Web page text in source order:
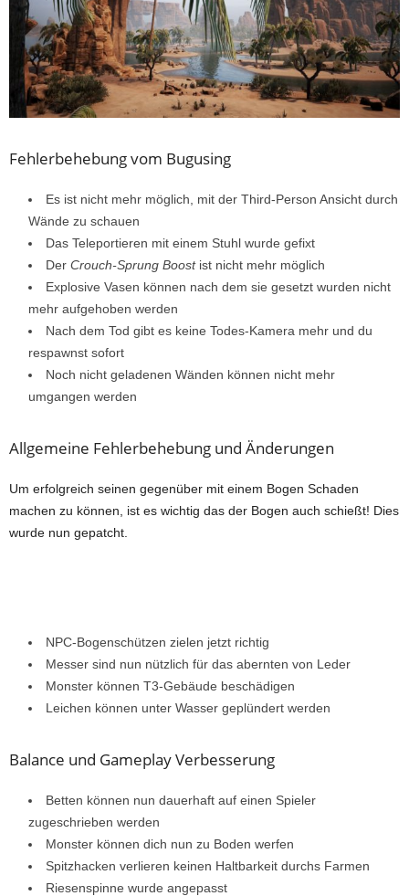
Fehlerbehebung vom Bugusing
Es ist nicht mehr möglich, mit der Third-Person Ansicht durch
Wände zu schauen
Das Teleportieren mit einem Stuhl wurde gefixt
Der Crouch-Sprung Boostist nicht mehr möglich
Explosive Vasen können nach dem sie gesetzt wurden nicht
mehr aufgehoben werden
Nach dem Tod gibt es keine Todes-Kamera mehr und du
respawnst sofort
Noch nicht geladenen Wänden können nicht mehr
umgangen werden
Allgemeine Fehlerbehebung und Änderungen
Um erfolgreich seinen gegenüber mit einem Bogen Schaden
machen zu können, ist es wichtig das der Bogen auch schießt! Dies
wurde nun gepatcht.
NPC-Bogenschützen zielen jetzt richtig
Messer sind nun nützlich für das abernten von Leder
Monster können T3-Gebäude beschädigen
Leichen können unter Wasser geplündert werden
Balance und Gameplay Verbesserung
Betten können nun dauerhaft auf einen Spieler
zugeschrieben werden
Monster können dich nun zu Boden werfen
Spitzhacken verlieren keinen Haltbarkeit durchs Farmen
Riesenspinne wurde angepasst